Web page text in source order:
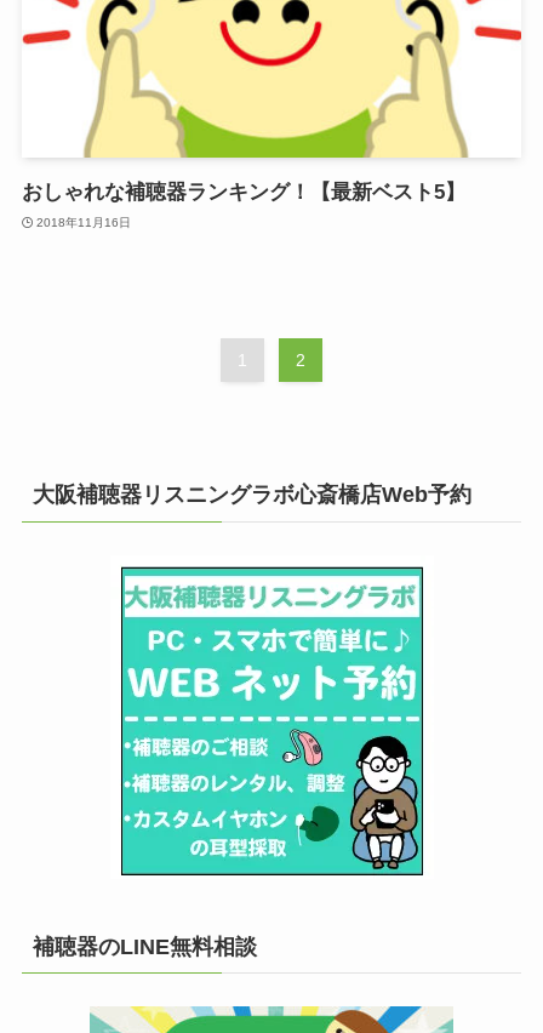
おしゃれな補聴器ランキング！【最新ベスト5】
2018年11月16日
1 2
大阪補聴器リスニングラボ心斎橋店Web予約
補聴器のLINE無料相談